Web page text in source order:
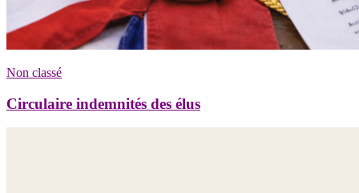
Non classé
Circulaire indemnités des élus